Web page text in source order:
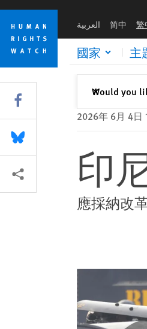
Skip
cookie
privacy
notice
Skip
main
content
العربية 简中 繁
國家 主
Would you
✕關閉
2026年 6月 4日
印
應採納改
Share this via Facebook
Share this via Bluesky
More sharing options